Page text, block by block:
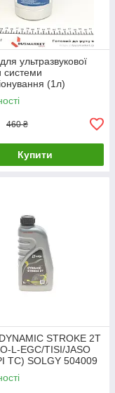
ультразвукової
системи
(1л)
MARELLI
UA61
460 ₴
Купити
STROKE 2T
L-EGC/TISI/JASO
TC) SOLGY 504009